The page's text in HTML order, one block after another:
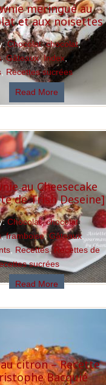
meringué au
et aux noisettes
Chocolat,chocolat,
,Gâteaux,Index,
Recettes sucrées
Read More
au Cheesecake
de Trish Deseine]
Chocolat,chocolat,
,framboise,Gâteaux,
Recettes,Recettes de
sucrées
Read More
au citron – Recette
Bacquié